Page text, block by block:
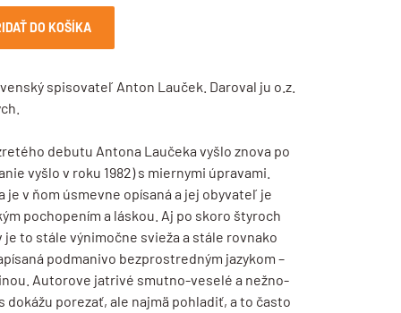
DO KOŠÍKA
spisovateľ Anton Lauček. Daroval ju o.z.
debutu Antona Laučeka vyšlo znova po
vyšlo v roku 1982) s miernymi úpravami.
je v ňom úsmevne opísaná a jej obyvateľ je
pochopením a láskou. Aj po skoro štyroch
to stále výnimočne svieža a stále rovnako
podmanivo bezprostredným jazykom –
Autorove jatrivé smutno-veselé a nežno-
dokážu porezať, ale najmä pohladiť, a to často